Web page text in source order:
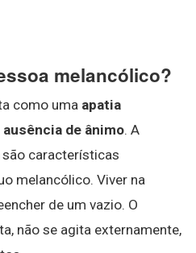
melancólico?
como uma apatia
de ânimo. A
características
melancólico. Viver na
de um vazio. O
não se agita externamente,